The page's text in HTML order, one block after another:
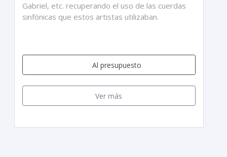
Gabriel, etc. recuperando el uso de las cuerdas
sinfónicas que estos artistas utilizaban.
Al presupuesto
Ver más